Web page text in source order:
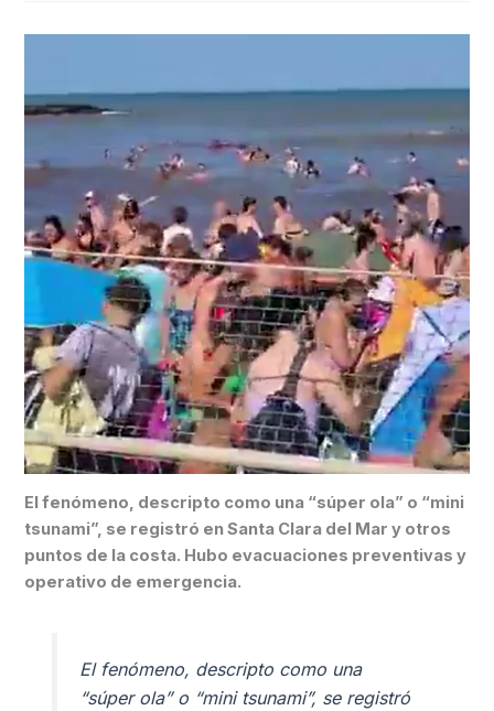
El fenómeno, descripto como una “súper ola” o “mini
tsunami”, se registró en Santa Clara del Mar y otros
puntos de la costa. Hubo evacuaciones preventivas y
operativo de emergencia.
El fenómeno, descripto como una
“súper ola” o “mini tsunami”, se registró